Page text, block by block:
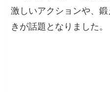
激しいアクションや、
きが話題となりました。